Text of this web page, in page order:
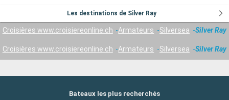
Les destinations de Silver Ray
Croisières www.croisiereonline.ch Armateurs Silversea Silver Ray
Croisières www.croisiereonline.ch Armateurs Silversea Silver Ray
Bateaux les plus recherchés